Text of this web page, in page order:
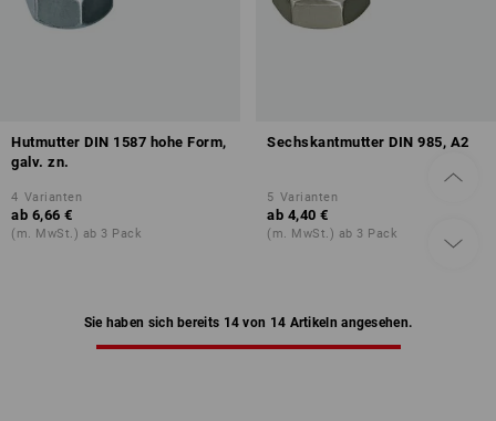
Hutmutter DIN 1587 hohe Form,
galv. zn.
4 Varianten
ab 6,66 €
(m. MwSt.) ab 3 Pack
Sechskantmutter DIN 985, A2
5 Varianten
ab 4,40 €
(m. MwSt.) ab 3 Pack
Sie haben sich bereits 14 von 14 Artikeln angesehen.